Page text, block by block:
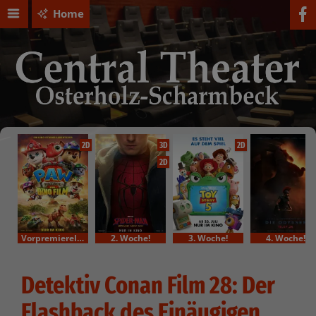
Home
2D
VorpremiereIm Bundesstart
3D
2D
2. Woche!
2D
3. Woche! 4. Woche!
Detektiv Conan Film 28: Der